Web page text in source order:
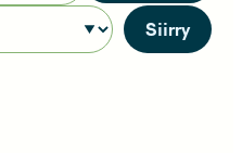
Siirry